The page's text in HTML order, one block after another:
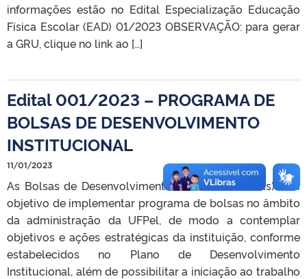
informações estão no Edital Especialização Educação
Física Escolar (EAD) 01/2023 OBSERVAÇÃO: para gerar
a GRU, clique no link ao […]
Edital 001/2023 – PROGRAMA DE
BOLSAS DE DESENVOLVIMENTO
INSTITUCIONAL
11/01/2023
As Bolsas de Desenvolvimento Institucional (BDIs) têm
objetivo de implementar programa de bolsas no âmbito
da administração da UFPel, de modo a contemplar
objetivos e ações estratégicas da instituição, conforme
estabelecidos no Plano de Desenvolvimento
Institucional, além de possibilitar a iniciação ao trabalho